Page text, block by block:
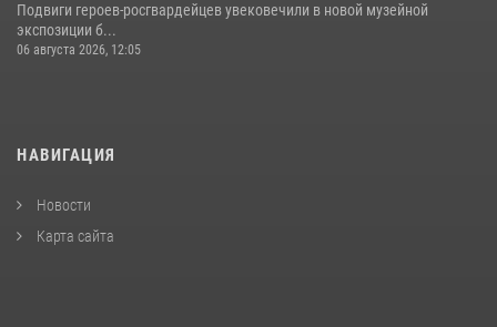
Подвиги героев‑росгвардейцев увековечили в новой музейной
экспозиции б...
06 августа 2026, 12:05
НАВИГАЦИЯ
Новости
Карта сайта